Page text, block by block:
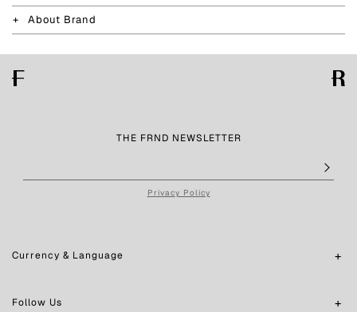
About Brand
THE FRND NEWSLETTER
Privacy Policy
Currency & Language
Follow Us